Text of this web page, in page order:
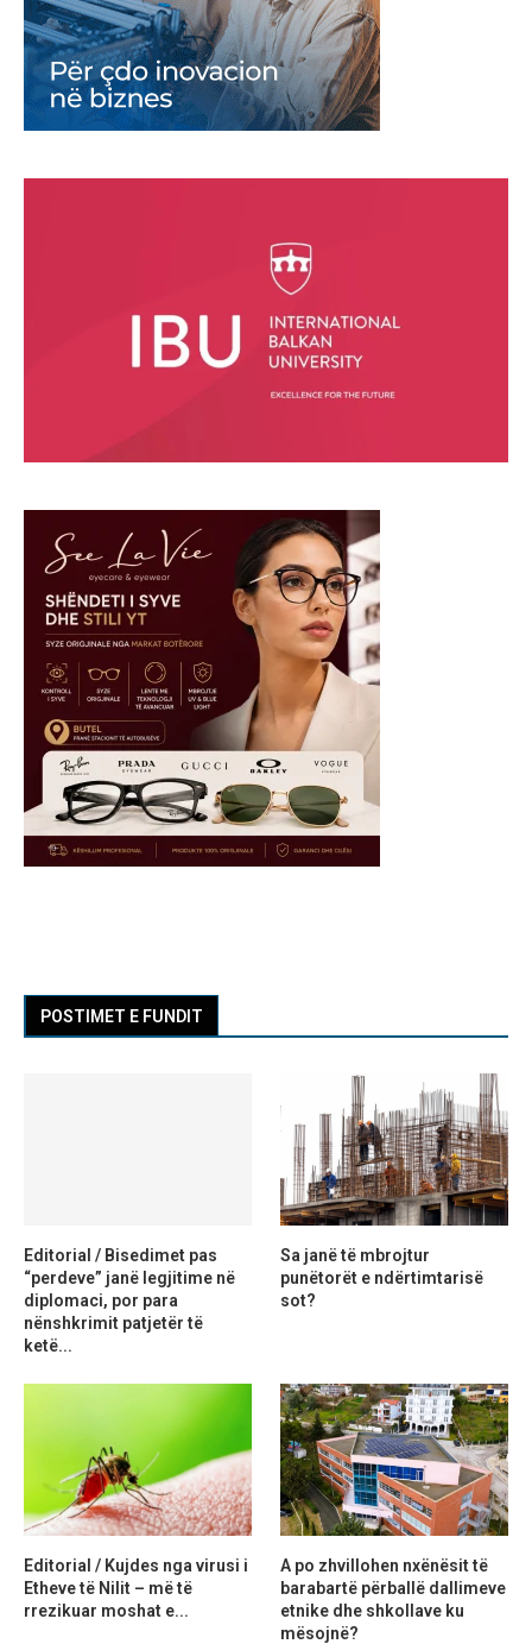
POSTIMET E FUNDIT
Editorial / Bisedimet pas
“perdeve” janë legjitime në
diplomaci, por para
nënshkrimit patjetër të
ketë...
Sa janë të mbrojtur
punëtorët e ndërtimtarisë
sot?
Editorial / Kujdes nga virusi i
Etheve të Nilit – më të
rrezikuar moshat e...
A po zhvillohen nxënësit të
barabartë përballë dallimeve
etnike dhe shkollave ku
mësojnë?